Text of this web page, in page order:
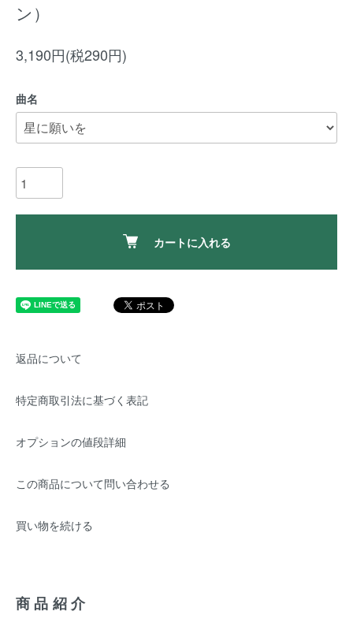
ン）
3,190円(税290円)
曲名
カートに入れる
返品について
特定商取引法に基づく表記
オプションの値段詳細
この商品について問い合わせる
買い物を続ける
商品紹介